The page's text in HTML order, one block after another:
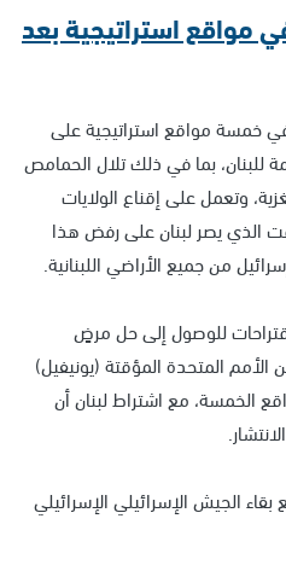
مواقع استراتيجية بعد
خمسة مواقع استراتيجية على
للبنان، بما في ذلك تلال الحمامص
وتعمل على إقناع الولايات
الذي يصر لبنان على رفض هذا
من جميع الأراضي اللبنانية.
للوصول إلى حل مرضٍ
المتحدة المؤقتة (يونيفيل)
الخمسة، مع اشتراط لبنان أن
الجيش الإسرائيلي الإسرائيلي